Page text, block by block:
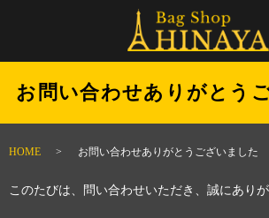
お問い合わせありがとう
HOME お問い合わせありがとうございました
このたびは、問い合わせいただき、誠にあり